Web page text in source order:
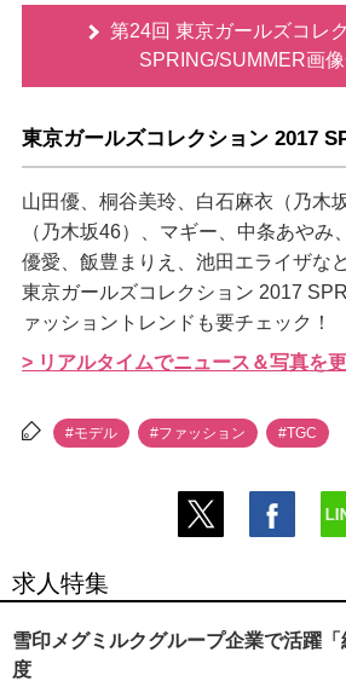
第24回 東京ガールズコレ
SPRING/SUMMER画
東京ガールズコレクション 2017
山田優、桐谷美玲、白石麻衣（乃木
（乃木坂46）、マギー、中条あやみ
優愛、飯豊まりえ、池田エライザな
東京ガールズコレクション 2017
ァッショントレンドも要チェック！
> リアルタイムでニュース＆写真を更
#モデル #ファッション #TGC
求人特集
雪印メグミルクグループ企業で活躍
度